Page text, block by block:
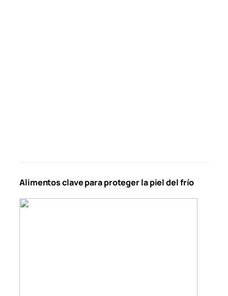
Alimentos clave para proteger la piel del frío